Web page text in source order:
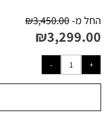
החל מ- ₪3,450.00
₪3,299.00